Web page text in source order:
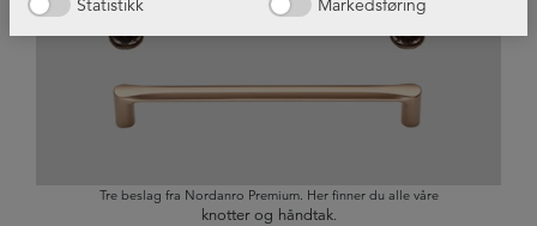
Tre beslag fra Nordanro Premium. Her finner du alle våre
knotter og håndtak.